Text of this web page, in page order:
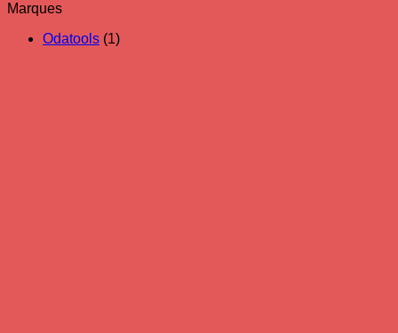
Marques
Odatools (1)